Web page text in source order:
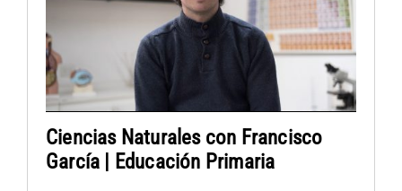
Ciencias Naturales con Francisco
García | Educación Primaria